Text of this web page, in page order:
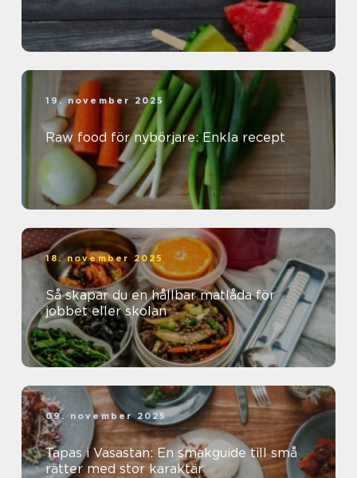
19. november 2025
Raw food för nybörjare: Enkla recept
18. november 2025
Så skapar du en hållbar matlåda för
jobbet eller skolan
09. november 2025
Tapas i Vasastan: En smakguide till små
rätter med stor karaktär